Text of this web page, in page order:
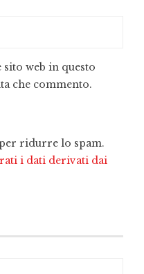
web in questo
che commento.
ridurre lo spam.
i dati derivati dai